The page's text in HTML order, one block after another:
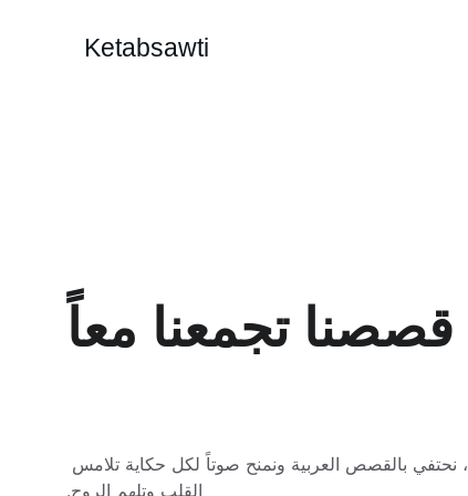
Ketabsawti
قصصنا تجمعنا معاً
في ketabsawti، نحتفي بالقصص العربية ونمنح صوتاً لكل حكاية تلامس
القلب وتلهم الروح.